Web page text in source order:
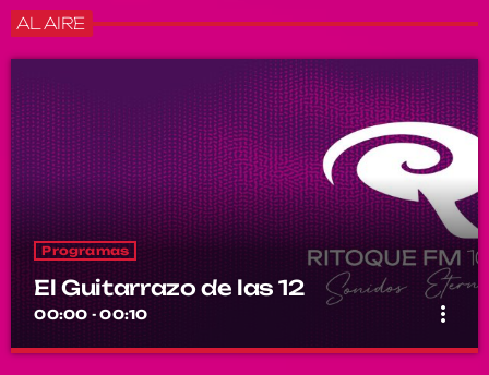
AL AIRE
Programas
El Guitarrazo de las 12
00:00 - 00:10 more_vert